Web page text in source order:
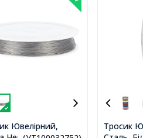
Ювелірний,
Тросик